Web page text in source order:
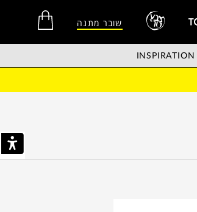
שובר מתנה
INSPIRATION